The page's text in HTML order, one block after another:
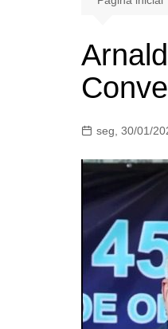
seg, 30/01/